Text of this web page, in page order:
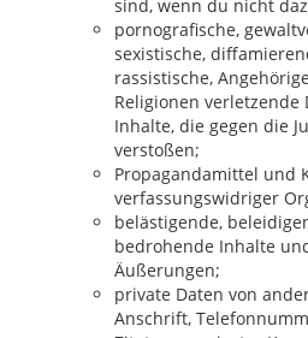
sind, wenn du nicht
pornografische,
sexistische,
rassistische,
Religionen verletzende
Inhalte, die gegen die
verstoßen;
Propagandamittel und
verfassungswidriger
belästigende,
bedrohende Inhalte
Äußerungen;
private Daten von
Anschrift,